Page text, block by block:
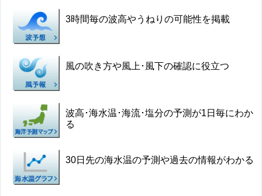
3時間毎の波高やうねりの可能性を掲載
風の吹き方や風上･風下の確認に役立つ
波高･海水温･海流･塩分の予測が1日毎にわか
る
30日先の海水温の予測や過去の情報がわかる